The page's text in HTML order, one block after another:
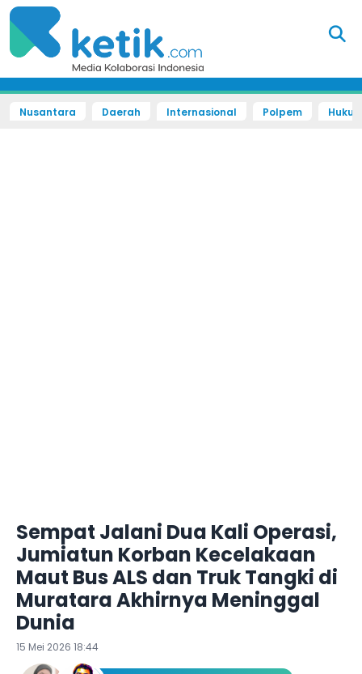
Nusantara Daerah Internasional Polpem
Sempat Jalani Dua Kali Operasi,
Jumiatun Korban Kecelakaan
Maut Bus ALS dan Truk Tangki di
Muratara Akhirnya Meninggal
Dunia
15 Mei 2026 18:44